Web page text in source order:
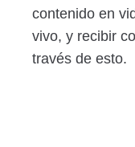
contenido en
vivo, y recibir
través de esto.